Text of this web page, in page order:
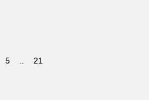
5 21